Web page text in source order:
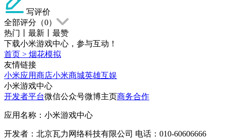
写评价
全部评分（0）
热门
最新
最赞
下载小米游戏中心，参与互动！
首页 > 烟花模拟
友情链接
小米应用商店小米商城英雄互娱
小米游戏中心
开发者平台微信公众号微博主页商务合作
应用名称：小米游戏中心
开发者：北京瓦力网络科技有限公司 电话：010-60606666